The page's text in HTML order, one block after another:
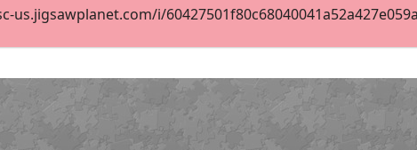
us.jigsawplanet.com/i/